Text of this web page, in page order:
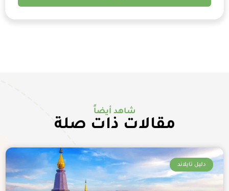
شاهد أيضاً
مقالات ذات صلة
دليل تايلاند